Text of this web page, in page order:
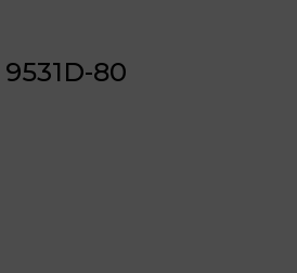
80